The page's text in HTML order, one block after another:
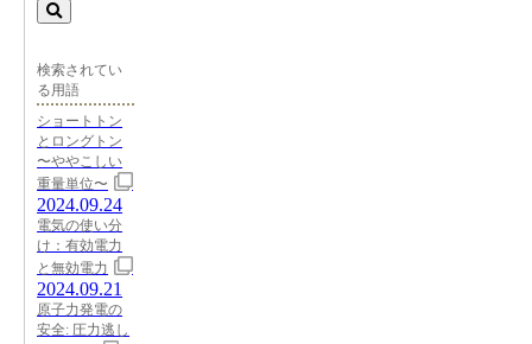
検索されてい
る用語
ショートトン
とロングトン
〜ややこしい
重量単位〜
2024.09.24
電気の使い分
け：有効電力
と無効電力
2024.09.21
原子力発電の
安全: 圧力逃し